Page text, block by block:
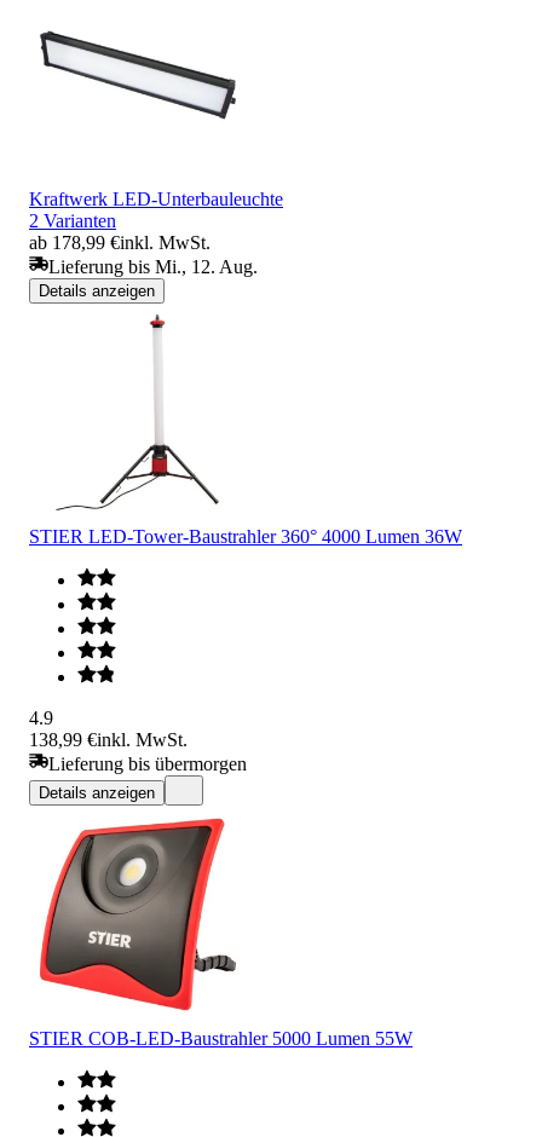
Kraftwerk LED-Unterbauleuchte
2 Varianten
ab 178,99 €inkl. MwSt.
Lieferung bis Mi., 12. Aug.
Details anzeigen
STIER LED-Tower-Baustrahler 360° 4000 Lumen 36W
4.9
138,99 €inkl. MwSt.
Lieferung bis übermorgen
Details anzeigen
STIER COB-LED-Baustrahler 5000 Lumen 55W